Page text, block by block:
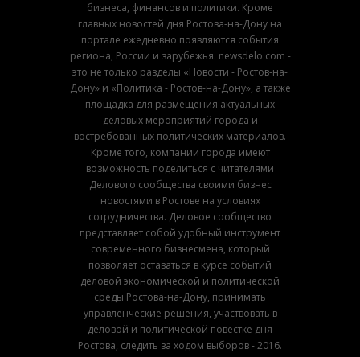
бизнеса, финансов и политики. Кроме
главных новостей дня Ростова-на-Дону на
портале ежедневно появляются события
региона, России и зарубежья. newsdelo.com -
это не только разделы «Новости - Ростов-на-
Дону» и «Политика - Ростов-на-Дону», а также
площадка для размещения актуальных
деловых мероприятий города и
востребованных политических материалов.
Кроме того, компании города имеют
возможность поделиться с читателями
Делового сообщества своими бизнес
новостями в Ростове на условиях
сотрудничества. Деловое сообщество
представляет собой удобный инструмент
современного бизнесмена, который
позволяет оставаться в курсе событий
деловой экономической и политической
среды Ростова-на-Дону, принимать
управленческие решения, участвовать в
деловой и политической повестке дня
Ростова, следить за ходом выборов - 2016.